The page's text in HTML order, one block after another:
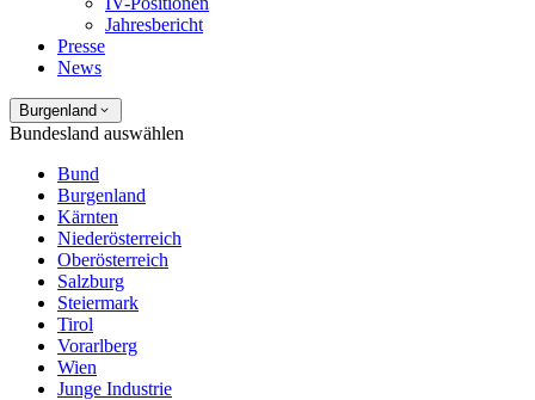
Jahresbericht
Presse
News
Burgenland
Bundesland auswählen
Bund
Burgenland
Kärnten
Niederösterreich
Oberösterreich
Salzburg
Steiermark
Tirol
Vorarlberg
Wien
Junge Industrie